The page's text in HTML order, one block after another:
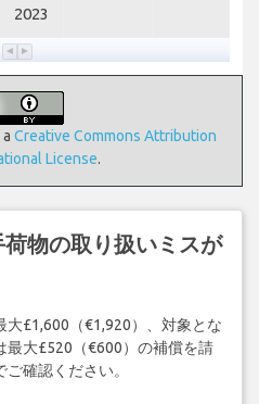
2023
Creative Commons Attribution
License.
物の取り扱いミスが
£1,600（€1,920）、対象とな
最大£520（€600）の補償を請
確認ください。